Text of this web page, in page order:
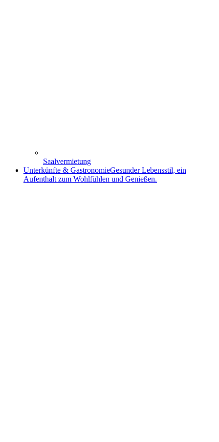
Saalvermietung
Unterkünfte & GastronomieGesunder Lebensstil, ein
Aufenthalt zum Wohlfühlen und Genießen.